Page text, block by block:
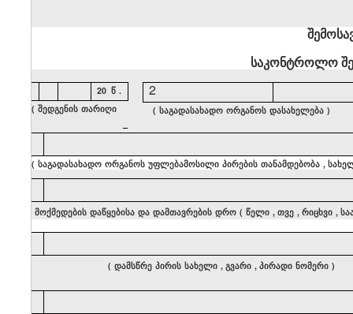
საკონტროლო
20წ .
( შედგენის თარიღი
2
( საგადასახადო ორგანოს დასახელება )
( საგადასახადო ორგანოს უფლებამოსილი პირების თანამდებობა ,
მოქმედების დაწყებისა და დამთავრების დრო ( წელი , თვე , რიცხვი ,
( დამსწრე პირის სახელი ,გვარი ,პირადი ნომერი )